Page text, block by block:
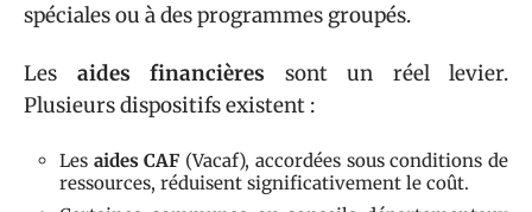
spéciales ou à des programmes groupés.
Les aides financières sont un réel levier.
Plusieurs dispositifs existent :
Les aides CAF (Vacaf), accordées sous conditions de
ressources, réduisent significativement le coût.